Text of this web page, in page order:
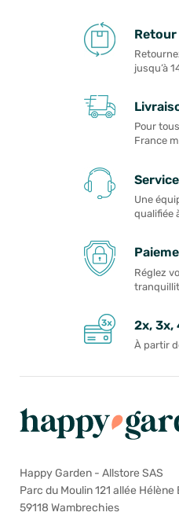
jusqu’à
Pour
France
Une
qualifiée
Réglez
2x, 3x,
À partir
Happy Garden - Allstore SAS
Parc du Moulin 121 allée
59118 Wambrechies